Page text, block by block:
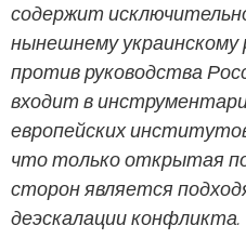
содержит
нынешнему украинскому
против руководства
входит в
европейских
что только открытая
сторон является
деэскалации конфликта.